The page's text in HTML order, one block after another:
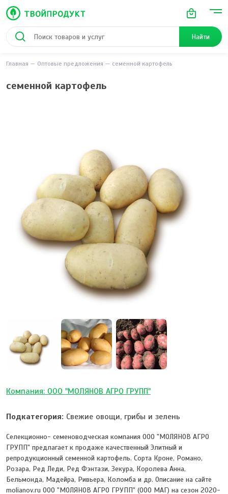
Найти
Главная Оптовые предложения семенной картофель
семенной картофель
Компания: ООО "МОЛЯНОВ АГРО ГРУПП"
Подкатегория: Свежие овощи, грибы и зелень
Селекционно- семеноводческая компания ООО "МОЛЯНОВ АГРО
ГРУПП" предлагает к продаже качественный Элитный и
репродукционный семенной картофель. Сорта Кроне, Романо,
Розара, Ред Леди, Ред Фэнтази, Зекура, Королева Анна,
Бельмонда, Мадейра, Ривьера, Коломба и др. Описание на сайте
molianov.ru OОО "МОЛЯНОВ АГРО ГРУПП" (ООО МАГ) на сезон 2020-